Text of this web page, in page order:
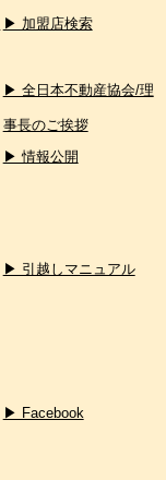
▶ 加盟店検索
▶ 全日本不動産協会/理
事長のご挨拶
▶ 情報公開
▶ 引越しマニュアル
▶ Facebook